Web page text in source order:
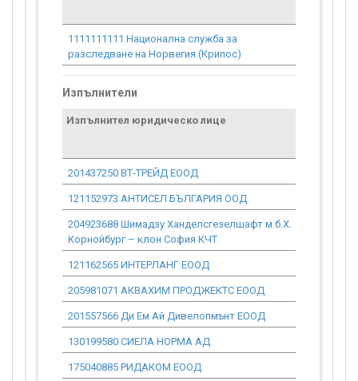
1111111111 Национална служба за
разследване на Норвегия (Крипос)
Изпълнители
Изпълнител юридическо лице
201437250 ВТ-ТРЕЙД ЕООД
121152973 АНТИСЕЛ БЪЛГАРИЯ ООД
204923688 Шимадзу Ханделсгезелшафт м.б.Х.
Корнойбург – клон София КЧТ
121162565 ИНТЕРЛАНГ ЕООД
205981071 АКВАХИМ ПРОДЖЕКТС ЕООД
201557566 Ди Ем Ай Дивелопмънт ЕООД
130199580 СИЕЛА НОРМА АД
175040885 РИДАКОМ ЕООД